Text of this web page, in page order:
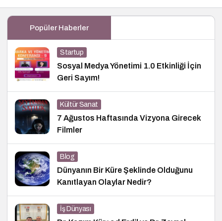
Popüler Haberler
Startup
Sosyal Medya Yönetimi 1.0 Etkinliği İçin
Geri Sayım!
Kültür Sanat
7 Ağustos Haftasında Vizyona Girecek
Filmler
Blog
Dünyanın Bir Küre Şeklinde Olduğunu
Kanıtlayan Olaylar Nedir?
İş Dünyası